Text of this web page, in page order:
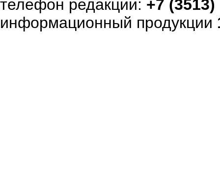
телефон редакции: +7
информационный продукции